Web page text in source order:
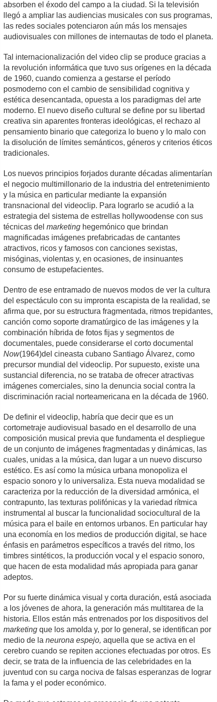
absorben el éxodo del campo a la ciudad. Si la televisión
llegó a ampliar las audiencias musicales con sus programas,
las redes sociales potenciaron aún más los mensajes
audiovisuales con millones de internautas de todo el planeta.
Tal internacionalización del video clip se produce gracias a
la revolución informática que tuvo sus orígenes en la década
de 1960, cuando comienza a gestarse el período
posmoderno con el cambio de sensibilidad cognitiva y
estética desencantada, opuesta a los paradigmas del arte
moderno. El nuevo diseño cultural se define por su libertad
creativa sin aparentes fronteras ideológicas, el rechazo al
pensamiento binario que categoriza lo bueno y lo malo con
la disolución de límites semánticos, géneros y criterios éticos
tradicionales.
Los nuevos principios forjados durante décadas alimentarían
el negocio multimillonario de la industria del entretenimiento
y la música en particular mediante la expansión
transnacional del videoclip. Para lograrlo se acudió a la
estrategia del sistema de estrellas hollywoodense con sus
técnicas delmarketing hegemónico que brindan
magnificadas imágenes prefabricadas de cantantes
atractivos, ricos y famosos con canciones sexistas,
misóginas, violentas y, en ocasiones, de insinuantes
consumo de estupefacientes.
Dentro de ese entramado de nuevos modos de ver la cultura
del espectáculo con su impronta escapista de la realidad, se
afirma que, por su estructura fragmentada, ritmos trepidantes,
canción como soporte dramatúrgico de las imágenes y la
combinación híbrida de fotos fijas y segmentos de
documentales, puede considerarse el corto documental
Now(1964)del cineasta cubano Santiago Álvarez, como
precursor mundial del videoclip. Por supuesto, existe una
sustancial diferencia, no se trataba de ofrecer atractivas
imágenes comerciales, sino la denuncia social contra la
discriminación racial norteamericana en la década de 1960.
De definir el videoclip, habría que decir que es un
cortometraje audiovisual basado en el desarrollo de una
composición musical previa que fundamenta el despliegue
de un conjunto de imágenes fragmentadas y dinámicas, las
cuales, unidas a la música, dan lugar a un nuevo discurso
estético. Es así como la música urbana monopoliza el
espacio sonoro y lo universaliza. Esta nueva modalidad se
caracteriza por la reducción de la diversidad armónica, el
contrapunto, las texturas polifónicas y la variedad rítmica
instrumental al buscar la funcionalidad sociocultural de la
música para el baile en entornos urbanos. En particular hay
una economía en los medios de producción digital, se hace
énfasis en parámetros específicos a través del ritmo, los
timbres sintéticos, la producción vocal y el espacio sonoro,
que hacen de esta modalidad más apropiada para ganar
adeptos.
Por su fuerte dinámica visual y corta duración, está asociada
a los jóvenes de ahora, la generación más multitarea de la
historia. Ellos están más entrenados por los dispositivos del
marketing que los amolda y, por lo general, se identifican por
medio de laneurona espejo,aquella que se activa en el
cerebro cuando se repiten acciones efectuadas por otros. Es
decir, se trata de la influencia de las celebridades en la
juventud con su carga nociva de falsas esperanzas de lograr
la fama y el poder económico.